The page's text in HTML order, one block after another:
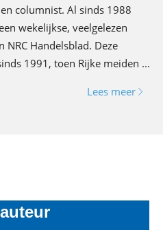
columnist. Al sinds 1988
wekelijkse, veelgelezen
NRC Handelsblad. Deze
1991, toen Rijke meiden ...
Lees meer